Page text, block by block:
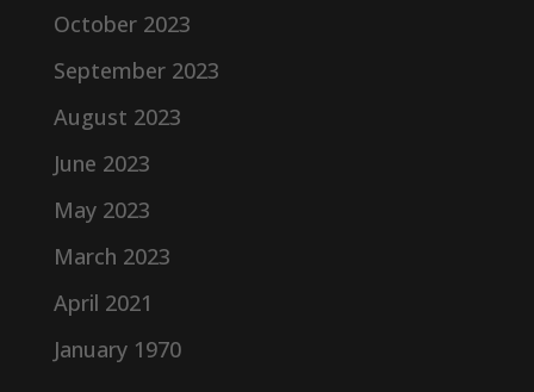
October 2023
September 2023
August 2023
June 2023
May 2023
March 2023
April 2021
January 1970